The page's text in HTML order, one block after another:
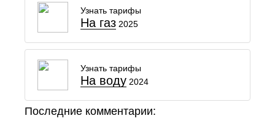
Узнать тарифы
На газ 2025
Узнать тарифы
На воду 2024
Последние комментарии: